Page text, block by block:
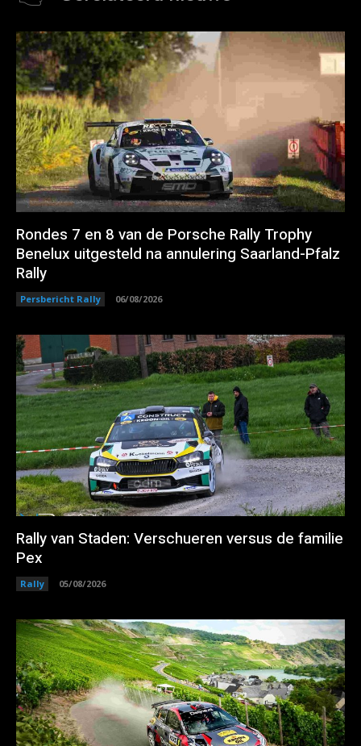
Rondes 7 en 8 van de Porsche Rally Trophy
Benelux uitgesteld na annulering Saarland-Pfalz
Rally
Persbericht Rally 06/08/2026
Rally van Staden: Verschueren versus de familie
Pex
Rally 05/08/2026